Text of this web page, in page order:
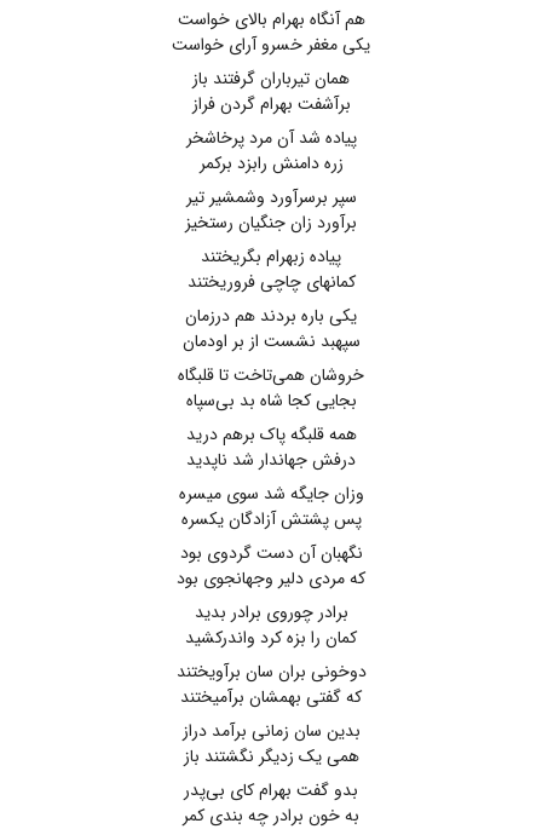
هم آنگاه بهرام بالای خواست
یکی مغفر خسرو آرای خواست
همان تیرباران گرفتند باز
برآشفت بهرام گردن فراز
پیاده شد آن مرد پرخاشخر
زره دامنش رابزد برکمر
سپر برسرآورد وشمشیر تیر
برآورد زان جنگیان رستخیز
پیاده زبهرام بگریختند
کمانهای چاچی فروریختند
یکی باره بردند هم درزمان
سپهبد نشست از بر اودمان
خروشان همی‌تاخت تا قلبگاه
بجایی کجا شاه بد بی‌سپاه
همه قلبگه پاک برهم درید
درفش جهاندار شد ناپدید
وزان جایگه شد سوی میسره
پس پشتش آزادگان یکسره
نگهبان آن دست گردوی بود
که مردی دلیر وجهانجوی بود
برادر چوروی برادر بدید
کمان را بزه کرد واندرکشید
دوخونی بران سان برآویختند
که گفتی بهمشان برآمیختند
بدین سان زمانی برآمد دراز
همی یک زدیگر نگشتند باز
بدو گفت بهرام کای بی‌پدر
به خون برادر چه بندی کمر